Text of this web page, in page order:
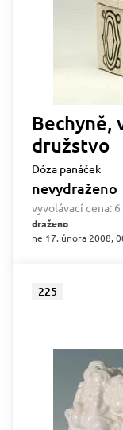
Bechyně,
družstvo
Dóza panáček
nevydraženo
vyvolávací cena:
draženo
ne 17. února 2008,
225